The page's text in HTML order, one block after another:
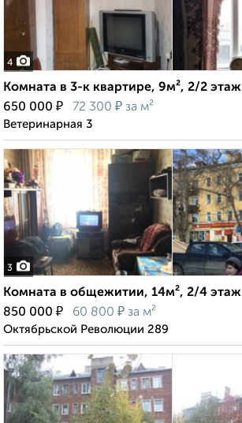
4
Комната в 3-к квартире, 9м², 2/2 этаж
650 000 ₽ 72 300 ₽ за м²
Ветеринарная 3
3
Комната в общежитии, 14м², 2/4 этаж
850 000 ₽ 60 800 ₽ за м²
Октябрьской Революции 289